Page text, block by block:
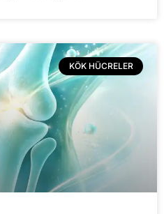
KÖK HÜCRELER